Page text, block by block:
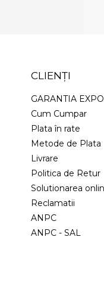
CLIENȚI
GARANTIA
Cum Cumpar
Plata în rate
Metode de Plata
Livrare
Politica de Retur
Solutionarea
Reclamatii
ANPC
ANPC - SAL